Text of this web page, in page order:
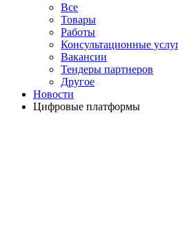
Все
Товары
Работы
Консультационные
Вакансии
Тендеры партнеров
Другое
Новости
Цифровые платформы